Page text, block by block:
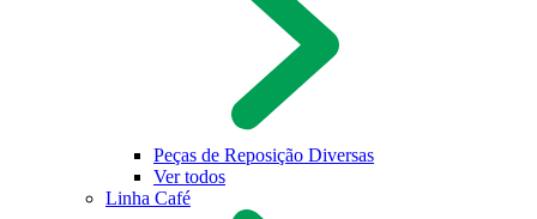
Peças de Reposição Diversas
Ver todos
Linha Café